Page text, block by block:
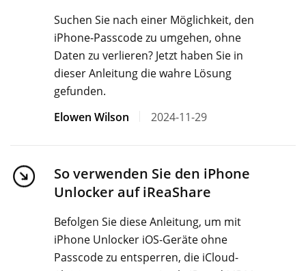
Suchen Sie nach einer Möglichkeit, den
iPhone-Passcode zu umgehen, ohne
Daten zu verlieren? Jetzt haben Sie in
dieser Anleitung die wahre Lösung
gefunden.
Elowen Wilson
2024-11-29
So verwenden Sie den iPhone
Unlocker auf iReaShare
Befolgen Sie diese Anleitung, um mit
iPhone Unlocker iOS-Geräte ohne
Passcode zu entsperren, die iCloud-